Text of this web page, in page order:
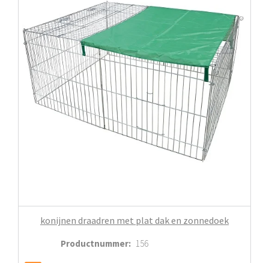
konijnen draadren met plat dak en zonnedoek
Productnummer: 156